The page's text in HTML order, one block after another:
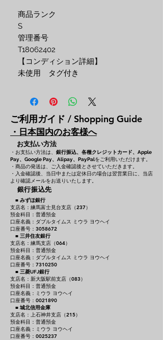
商品ランク
S
管理番号
T18062402
【コンディション詳細】
未使用 タグ付き
ご利用ガイド / Shopping Guide
・日本国内のお客様へ
お支払い方法
・お支払い方法は、 銀行振込、各種クレジットカード、 Apple
Pay、Google Pay、Alipay、PayPalをご利用いただけます。
・商品の発送は、ご入金確認後とさせていただきます。
・入金確認後、当日中または定休日の場合は翌営業日に、当店
より確認メールをお送りいたします。
銀行振込先
■ みずほ銀行
支店名：練馬富士見台支店（237）
預金科目：普通預金
口座名義：ダブルタイムス ミウラ ヨウヘイ
口座番号：3058672
■ 三井住友銀行
支店名：練馬支店（064）
預金科目：普通預金
口座名義：ダブルタイムス ミウラ ヨウヘイ
口座番号：7310250
■ 三菱UFJ銀行
支店名：新大阪駅前支店（083）
預金科目：普通預金
口座名義：ミウラ ヨウヘイ
口座番号：0021890
■ 城北信用金庫
支店名：上石神井支店（215）
預金科目：普通預金
口座名義：ミウラ ヨウヘイ
口座番号：0025237